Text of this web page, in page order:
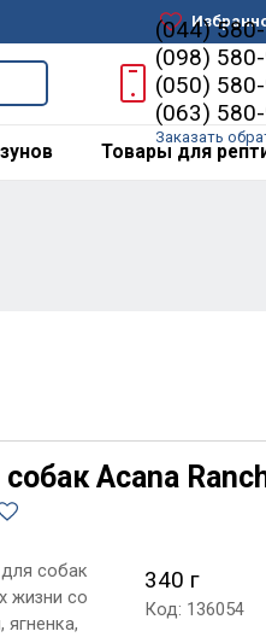
(044)
(098)
(050)
(063)
Заказать
Товары для
Acana
собак
жизни со
340 г
Код: 136054